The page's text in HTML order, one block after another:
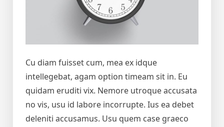
Cu diam fuisset cum, mea ex idque
intellegebat, agam option timeam sit in. Eu
quidam eruditi vix. Nemore utroque accusata
no vis, usu id labore incorrupte. Ius ea debet
deleniti accusamus. Usu quem case graeco